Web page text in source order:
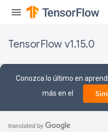
TensorFlow v1.15.0
Conozca lo último en
más en el